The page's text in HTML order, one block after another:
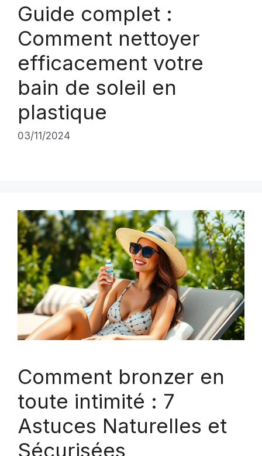
Guide complet :
Comment nettoyer
efficacement votre
bain de soleil en
plastique
03/11/2024
Comment bronzer en
toute intimité : 7
Astuces Naturelles et
Sécurisées